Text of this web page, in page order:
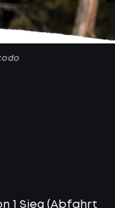
1 Sieg (Abfahrt